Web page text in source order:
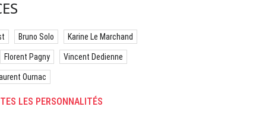
Bruno Solo Karine Le Marchand
Florent Pagny Vincent Dedienne
Ournac
LES PERSONNALITÉS